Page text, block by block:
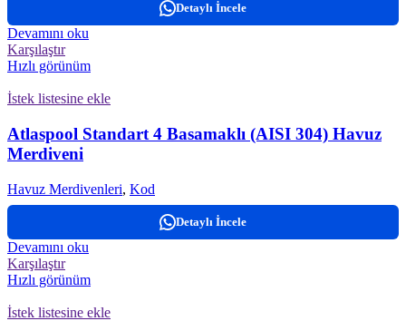
Detaylı İncele
Devamını oku
Karşılaştır
Hızlı görünüm
İstek listesine ekle
Atlaspool Standart 4 Basamaklı (AISI 304) Havuz
Merdiveni
Havuz Merdivenleri, Kod
Detaylı İncele
Devamını oku
Karşılaştır
Hızlı görünüm
İstek listesine ekle